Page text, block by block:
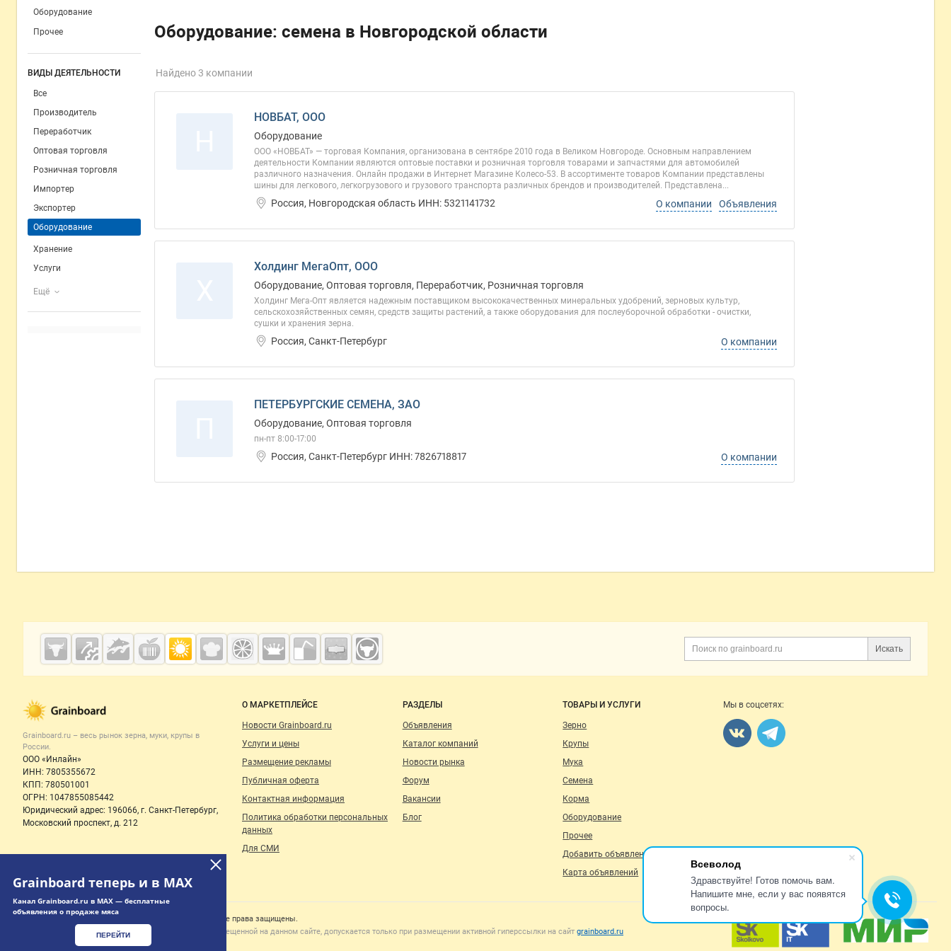
Всеволод
Здравствуйте! Готов помочь вам.
Напишите мне, если у вас появятся
вопросы.
Оборудование
Прочее
ВИДЫ ДЕЯТЕЛЬНОСТИ
Все
Производитель
Переработчик
Оптовая торговля
Розничная торговля
Импортер
Экспортер
Оборудование
Хранение
Услуги
Ещё
Оборудование: семена в Новгородской области
Найдено 3 компании
НОВБАТ, ООО
Оборудование
ООО «НОВБАТ» — торговая Компания, организована в сентябре 2010 года в Великом Новгороде. Основным направлением
деятельности Компании являются оптовые поставки и розничная торговля товарами и запчастями для автомобилей
различного назначения. Онлайн продажи в Интернет Магазине Колесо-53. В ассортименте товаров Компании представлены
шины для легкового, легкогрузового и грузового транспорта различных брендов и производителей. Представлена...
Россия, Новгородская область ИНН: 5321141732 О компании Объявления
Холдинг МегаОпт, ООО
Оборудование, Оптовая торговля, Переработчик, Розничная торговля
Холдинг Мега-Опт является надежным поставщиком высококачественных минеральных удобрений, зерновых культур,
сельскохозяйственных семян, средств защиты растений, а также оборудования для послеуборочной обработки - очистки,
сушки и хранения зерна.
Россия, Санкт-Петербург О компании
ПЕТЕРБУРГСКИЕ СЕМЕНА, ЗАО
Оборудование, Оптовая торговля
пн-пт 8:00-17:00
Россия, Санкт-Петербург ИНН: 7826718817 О компании
Grainboard теперь и в MAX
Канал Grainboard.ru в MAX — бесплатные
объявления о продаже мяса
ПЕРЕЙТИ
Дополнительная информация
Искать
Cсылки на полезные проекты
Grainboard.ru
Важные разделы и контакты
Grainboard.ru – весь рынок зерна, муки, крупы в
России.
ООО «Инлайн»
ИНН: 7805355672
КПП: 780501001
ОГРН: 1047855085442
Юридический адрес: 196066, г. Санкт-Петербург,
Московский проспект, д. 212
Навигация по сайту
О МАРКЕТПЛЕЙСЕ
Новости Grainboard.ru
Услуги и цены
Размещение рекламы
Публичная оферта
Контактная информация
Политика обработки персональных
данных
Для СМИ
РАЗДЕЛЫ
Объявления
Каталог компаний
Новости рынка
Форум
Вакансии
Блог
ТОВАРЫ И УСЛУГИ
Зерно
Крупы
Мука
Семена
Корма
Оборудование
Прочее
Добавить объявление
Карта объявлений
Мы в соцсетях:
Счетчики, авторское право, логотипы
© 2006‑2026 ООО “Инлайн”. 12+ Все права защищены.
Использование информации, размещенной на данном сайте, допускается только при размещении активной гиперссылки на сайт grainboard.ru